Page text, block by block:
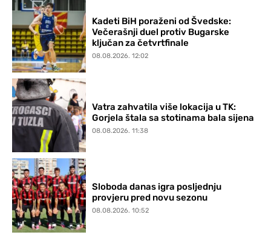
Kadeti BiH poraženi od Švedske:
Večerašnji duel protiv Bugarske
ključan za četvrtfinale
08.08.2026. 12:02
Vatra zahvatila više lokacija u TK:
Gorjela štala sa stotinama bala sijena
08.08.2026. 11:38
Sloboda danas igra posljednju
provjeru pred novu sezonu
08.08.2026. 10:52